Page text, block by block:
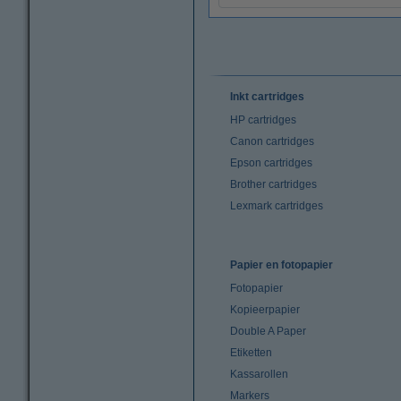
Inkt cartridges
HP cartridges
Canon cartridges
Epson cartridges
Brother cartridges
Lexmark cartridges
Papier en fotopapier
Fotopapier
Kopieerpapier
Double A Paper
Etiketten
Kassarollen
Markers